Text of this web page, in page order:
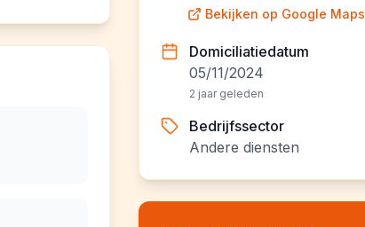
Bekijken op Google Maps
Domiciliatiedatum
05/11/2024
2 jaar geleden
Bedrijfssector
Andere diensten